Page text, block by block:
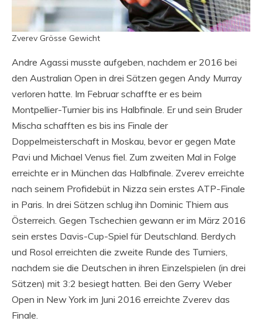
Zverev Grösse Gewicht
Andre Agassi musste aufgeben, nachdem er 2016 bei
den Australian Open in drei Sätzen gegen Andy Murray
verloren hatte. Im Februar schaffte er es beim
Montpellier-Turnier bis ins Halbfinale. Er und sein Bruder
Mischa schafften es bis ins Finale der
Doppelmeisterschaft in Moskau, bevor er gegen Mate
Pavi und Michael Venus fiel. Zum zweiten Mal in Folge
erreichte er in München das Halbfinale. Zverev erreichte
nach seinem Profidebüt in Nizza sein erstes ATP-Finale
in Paris. In drei Sätzen schlug ihn Dominic Thiem aus
Österreich. Gegen Tschechien gewann er im März 2016
sein erstes Davis-Cup-Spiel für Deutschland. Berdych
und Rosol erreichten die zweite Runde des Turniers,
nachdem sie die Deutschen in ihren Einzelspielen (in drei
Sätzen) mit 3:2 besiegt hatten. Bei den Gerry Weber
Open in New York im Juni 2016 erreichte Zverev das
Finale.